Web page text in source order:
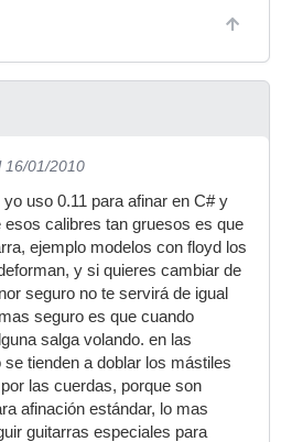
16/01/2010
uso 0.11 para afinar en C# y
esos calibres tan gruesos es que
ejemplo modelos con floyd los
y si quieres cambiar de
seguro no te servirá de igual
seguro es que cuando
salga volando. en las
tienden a doblar los mástiles
las cuerdas, porque son
afinación estándar, lo mas
guitarras especiales para